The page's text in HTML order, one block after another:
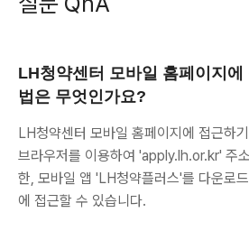
LH청약센터 모바일 홈페이지
법은 무엇인가요?
LH청약센터 모바일 홈페이지에 접근하
브라우저를 이용하여 'apply.lh.or.kr' 주
한, 모바일 앱 'LH청약플러스'를 다운로
에 접근할 수 있습니다.